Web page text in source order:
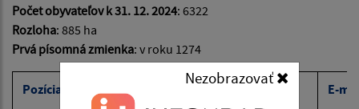
Nezobrazovať
Počet obyvateľov k 31. 12. 2024: 6322
Rozloha: 885 ha
Prvá písomná zmienka: v roku 1274
Pozícia Tel. číslo E-